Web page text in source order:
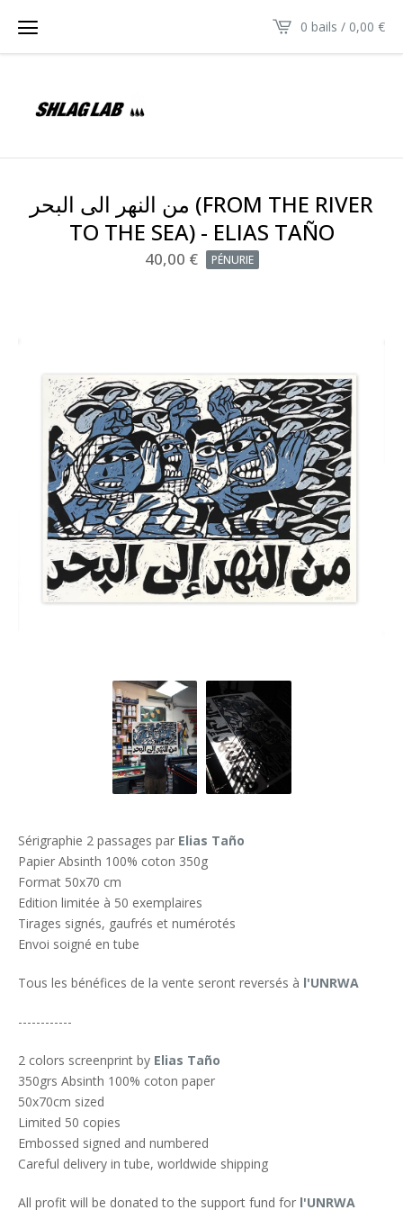
0 bails / 0,00 €
من النهر الى البحر (FROM THE RIVER
TO THE SEA) - ELIAS TAÑO
40,00 € PÉNURIE
Sérigraphie 2 passages par Elias Taño
Papier Absinth 100% coton 350g
Format 50x70 cm
Edition limitée à 50 exemplaires
Tirages signés, gaufrés et numérotés
Envoi soigné en tube
Tous les bénéfices de la vente seront reversés à l'UNRWA
------------
2 colors screenprint by Elias Taño
350grs Absinth 100% coton paper
50x70cm sized
Limited 50 copies
Embossed signed and numbered
Careful delivery in tube, worldwide shipping
All profit will be donated to the support fund for l'UNRWA